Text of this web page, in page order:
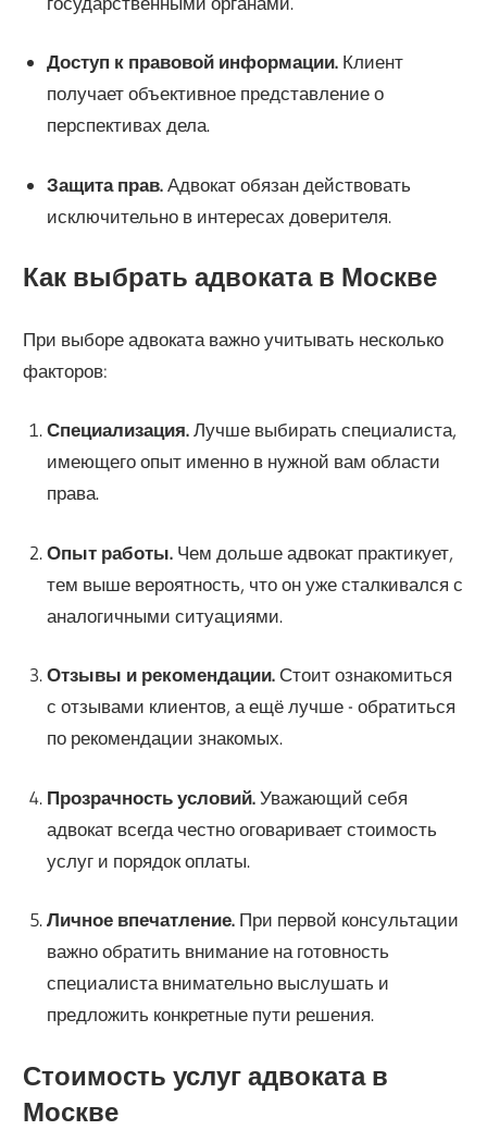
Доступ к правовой информации.Клиент
получает объективное представление о
перспективах дела.
Защита прав.Адвокат обязан действовать
исключительно в интересах доверителя.
Как выбрать адвоката в Москве
При выборе адвоката важно учитывать несколько
факторов:
Специализация.Лучше выбирать специалиста,
имеющего опыт именно в нужной вам области
права.
Опыт работы.Чем дольше адвокат практикует,
тем выше вероятность, что он уже сталкивался с
аналогичными ситуациями.
Отзывы и рекомендации.Стоит ознакомиться
с отзывами клиентов, а ещё лучше - обратиться
по рекомендации знакомых.
Прозрачность условий.Уважающий себя
адвокат всегда честно оговаривает стоимость
услуг и порядок оплаты.
Личное впечатление.При первой консультации
важно обратить внимание на готовность
специалиста внимательно выслушать и
предложить конкретные пути решения.
Стоимость услуг адвоката в
Москве